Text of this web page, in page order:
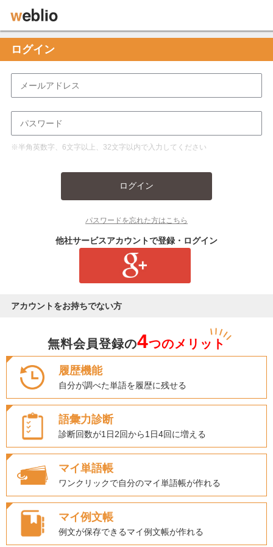
ログイン
※半角英数字、6文字以上、32文字以内で入力してください
ログイン
パスワードを忘れた方はこちら
他社サービスアカウントで登録・ログイン
アカウントをお持ちでない方
無料会員登録の4つのメリット
履歴機能
自分が調べた単語を履歴に残せる
語彙力診断
診断回数が1日2回から1日4回に増える
マイ単語帳
ワンクリックで自分のマイ単語帳が作れる
マイ例文帳
例文が保存できるマイ例文帳が作れる